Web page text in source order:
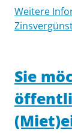
Weitere
Sie